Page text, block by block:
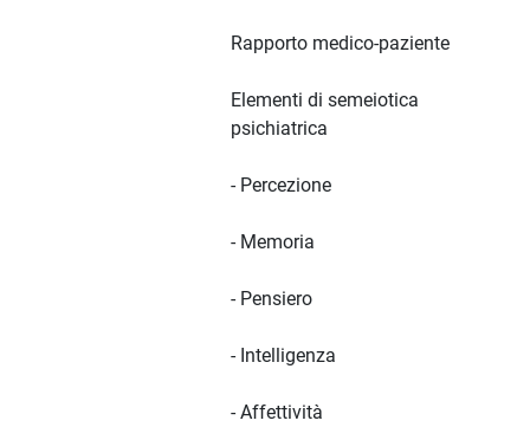
Rapporto medico-paziente
Elementi di semeiotica
psichiatrica
- Percezione
- Memoria
- Pensiero
- Intelligenza
- Affettività